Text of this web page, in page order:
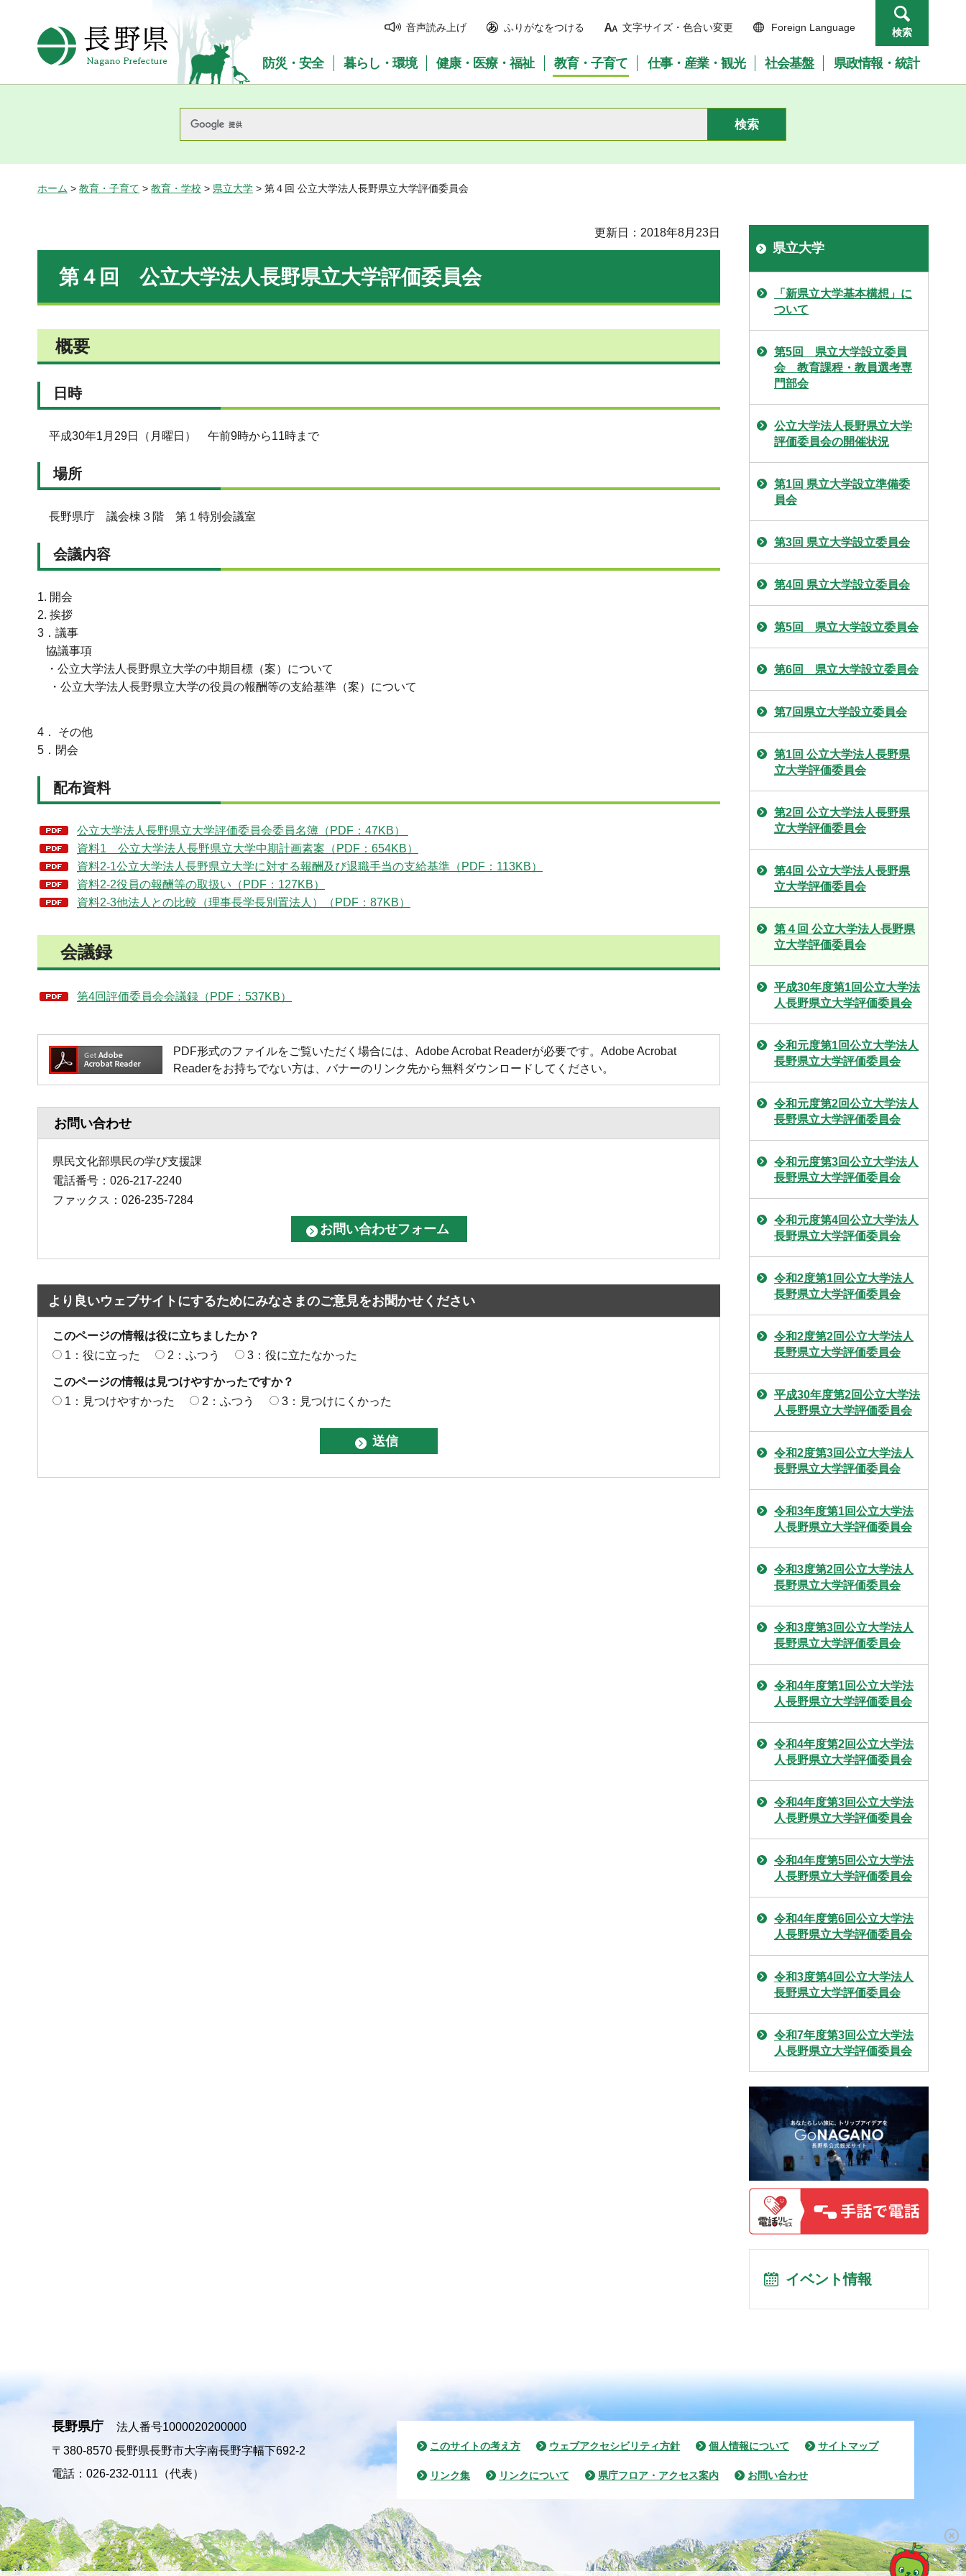
長野県Nagano Prefecture
音声読み上げ ふりがなをつける 文字サイズ・色合い変更 Foreign Language 検索
防災・安全 暮らし・環境 健康・医療・福祉 教育・子育て 仕事・産業・観光 社会基盤 県政情報・統計
ホーム > 教育・子育て > 教育・学校 > 県立大学 > 第４回 公立大学法人長野県立大学評価委員会
更新日：2018年8月23日
第４回 公立大学法人長野県立大学評価委員会
概要
日時
平成30年1月29日（月曜日） 午前9時から11時まで
場所
長野県庁 議会棟３階 第１特別会議室
会議内容
1. 開会
2. 挨拶
3．議事
協議事項
・公立大学法人長野県立大学の中期目標（案）について
・公立大学法人長野県立大学の役員の報酬等の支給基準（案）について
4． その他
5．閉会
配布資料
公立大学法人長野県立大学評価委員会委員名簿（PDF：47KB）
資料1 公立大学法人長野県立大学中期計画素案（PDF：654KB）
資料2-1公立大学法人長野県立大学に対する報酬及び退職手当の支給基準（PDF：113KB）
資料2-2役員の報酬等の取扱い（PDF：127KB）
資料2-3他法人との比較（理事長学長別置法人）（PDF：87KB）
会議録
第4回評価委員会会議録（PDF：537KB）
PDF形式のファイルをご覧いただく場合には、Adobe Acrobat Readerが必要です。Adobe Acrobat
Readerをお持ちでない方は、バナーのリンク先から無料ダウンロードしてください。
お問い合わせ
県民文化部県民の学び支援課
電話番号：026-217-2240
ファックス：026-235-7284
より良いウェブサイトにするためにみなさまのご意見をお聞かせください
このページの情報は役に立ちましたか？
1：役に立った
2：ふつう 3：役に立たなかった
このページの情報は見つけやすかったですか？
1：見つけやすかった
2：ふつう 3：見つけにくかった
県立大学
「新県立大学基本構想」に
ついて
第5回 県立大学設立委員
会 教育課程・教員選考専
門部会
公立大学法人長野県立大学
評価委員会の開催状況
第1回 県立大学設立準備委
員会
第3回 県立大学設立委員会
第4回 県立大学設立委員会
第5回 県立大学設立委員会
第6回 県立大学設立委員会
第7回県立大学設立委員会
第1回 公立大学法人長野県
立大学評価委員会
第2回 公立大学法人長野県
立大学評価委員会
第4回 公立大学法人長野県
立大学評価委員会
第４回 公立大学法人長野県
立大学評価委員会
平成30年度第1回公立大学法
人長野県立大学評価委員会
令和元度第1回公立大学法人
長野県立大学評価委員会
令和元度第2回公立大学法人
長野県立大学評価委員会
令和元度第3回公立大学法人
長野県立大学評価委員会
令和元度第4回公立大学法人
長野県立大学評価委員会
令和2度第1回公立大学法人
長野県立大学評価委員会
令和2度第2回公立大学法人
長野県立大学評価委員会
平成30年度第2回公立大学法
人長野県立大学評価委員会
令和2度第3回公立大学法人
長野県立大学評価委員会
令和3年度第1回公立大学法
人長野県立大学評価委員会
令和3度第2回公立大学法人
長野県立大学評価委員会
令和3度第3回公立大学法人
長野県立大学評価委員会
令和4年度第1回公立大学法
人長野県立大学評価委員会
令和4年度第2回公立大学法
人長野県立大学評価委員会
令和4年度第3回公立大学法
人長野県立大学評価委員会
令和4年度第5回公立大学法
人長野県立大学評価委員会
令和4年度第6回公立大学法
人長野県立大学評価委員会
令和3度第4回公立大学法人
長野県立大学評価委員会
令和7年度第3回公立大学法
人長野県立大学評価委員会
イベント情報
長野県庁
法人番号1000020200000
〒380-8570 長野県長野市大字南長野字幅下692-2
電話：026-232-0111（代表）
このサイトの考え方 ウェブアクセシビリティ方針 個人情報について サイトマップ
リンク集 リンクについて 県庁フロア・アクセス案内 お問い合わせ